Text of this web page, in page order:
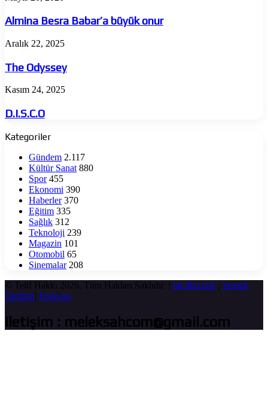
Babar’a
büyük
onur
Almina Besra Babar’a büyük onur
The
Aralık 22, 2025
The Odyssey
D.I.S.C.O
Kasım 24, 2025
D.I.S.C.O
Kategoriler
Gündem 2.117
Kültür Sanat 880
Spor 455
Ekonomi 390
Haberler 370
Eğitim 335
Sağlık 312
Teknoloji 239
Magazin 101
Otomobil 65
Sinemalar 208
© Telif Hakkı 2026, Tüm Hakları Saklıdır | hd film izle , Yemek
Tarifleri| Fmovies
iletişim : meleksahcom@gmail.com